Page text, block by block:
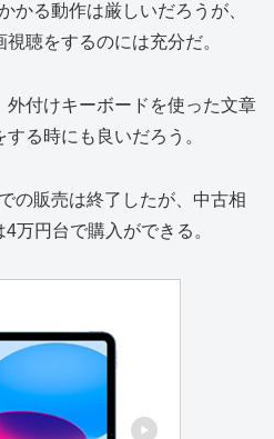
かる動作は厳しいだろうが、
聴をするのには充分だ。
外付けキーボードを使った文章
る時にも良いだろう。
の販売は終了したが、中古相
万円台で購入ができる。